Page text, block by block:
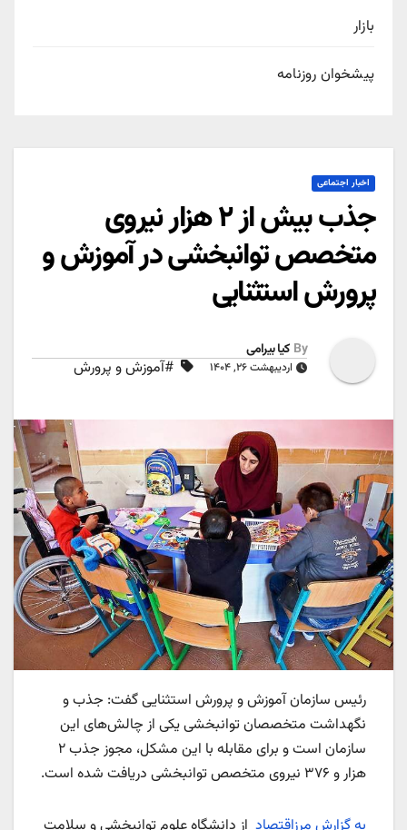
بازار
پیشخوان روزنامه
اخبار اجتماعی
جذب بیش از ۲ هزار نیروی
متخصص توانبخشی در آموزش و
پرورش استثنایی
By کیا بیرامی
اردیبهشت ۲۶, ۱۴۰۴ #آموزش و پرورش
رئیس سازمان آموزش و پرورش استثنایی گفت: جذب و
نگهداشت متخصصان توانبخشی یکی از چالش‌های این
سازمان است و برای مقابله با این مشکل، مجوز جذب ۲
هزار و ۳۷۶ نیروی متخصص توانبخشی دریافت شده است.